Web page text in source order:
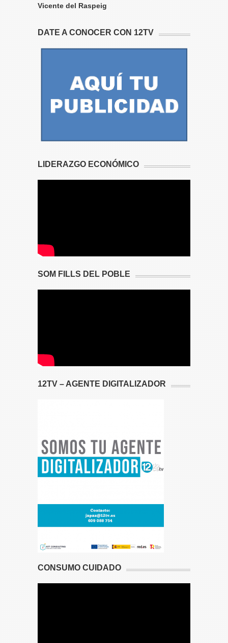
Vicente del Raspeig
DATE A CONOCER CON 12TV
LIDERAZGO ECONÓMICO
SOM FILLS DEL POBLE
12TV – AGENTE DIGITALIZADOR
CONSUMO CUIDADO